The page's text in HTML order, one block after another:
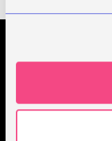
Tilaa